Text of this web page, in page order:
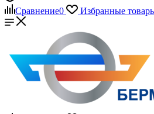
Сравнение0 Избранные